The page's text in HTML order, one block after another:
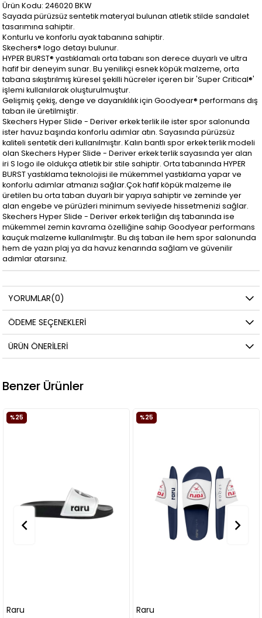
Ürün Kodu: 246020 BKW
Sayada pürüzsüz sentetik materyal bulunan atletik stilde sandalet
tasarımına sahiptir.
Konturlu ve konforlu ayak tabanına sahiptir.
Skechers® logo detayı bulunur.
HYPER BURST® yastıklamalı orta tabanı son derece duyarlı ve ultra
hafif bir deneyim sunar. Bu yenilikçi esnek köpük malzeme, orta
tabana sıkıştırılmış küresel şekilli hücreler içeren bir 'Super Critical®'
işlemi kullanılarak oluşturulmuştur.
Gelişmiş çekiş, denge ve dayanıklılık için Goodyear® performans dış
taban ile üretilmiştir.
Skechers Hyper Slide - Deriver erkek terlik ile ister spor salonunda
ister havuz başında konforlu adımlar atın. Sayasında pürüzsüz
kaliteli sentetik deri kullanılmıştır. Kalın bantlı spor erkek terlik modeli
olan Skechers Hyper Slide - Deriver erkek terlik sayasında yer alan
iri S logo ile oldukça atletik bir stile sahiptir. Orta tabanında HYPER
BURST yastıklama teknolojisi ile mükemmel yastıklama yapar ve
konforlu adımlar atmanızı sağlar.Çok hafif köpük malzeme ile
üretilen bu orta taban duyarlı bir yapıya sahiptir ve zeminde yer
alan engebe ve pürüzleri minimum seviyede hissetmenizi sağlar.
Skechers Hyper Slide - Deriver erkek terliğın dış tabanında ise
mükemmel zemin kavrama özelliğine sahip Goodyear performans
kauçuk malzeme kullanılmıştır. Bu dış taban ile hem spor salonunda
hem de yazın plaj ya da havuz kenarında sağlam ve güvenilir
adımlar atarsınız.
YORUMLAR(0)
ÖDEME SEÇENEKLERI
ÜRÜN ÖNERILERI
Benzer Ürünler
%25
Raru
%25